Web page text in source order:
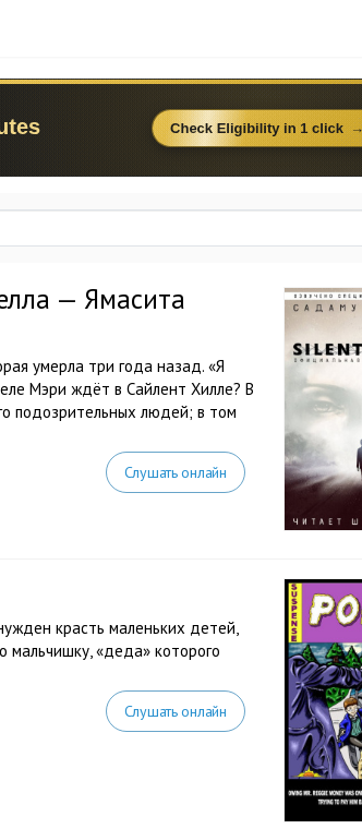
— Ямасита
умерла три года назад. «Я
Мэри ждёт в Сайлент Хилле? В
подозрительных людей; в том
Слушать онлайн
красть маленьких детей,
«деда» которого
Слушать онлайн